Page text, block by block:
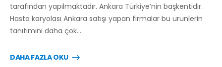
tarafından yapılmaktadır. Ankara Türkiye’nin başkentidir.
Hasta karyolası Ankara satışı yapan firmalar bu ürünlerin
tanıtımını daha çok…
DAHA FAZLA OKU